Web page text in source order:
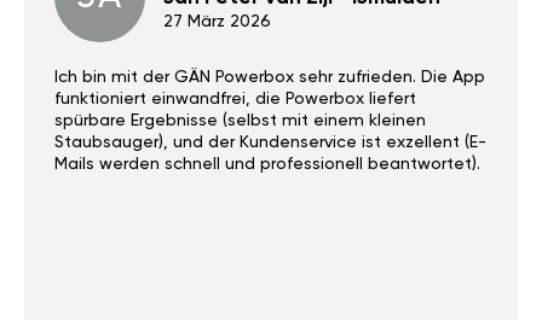
27 März 2026
Ich bin mit der GÄN Powerbox sehr zufrieden. Die App
funktioniert einwandfrei, die Powerbox liefert
spürbare Ergebnisse (selbst mit einem kleinen
Staubsauger), und der Kundenservice ist exzellent (E-
Mails werden schnell und professionell beantwortet).